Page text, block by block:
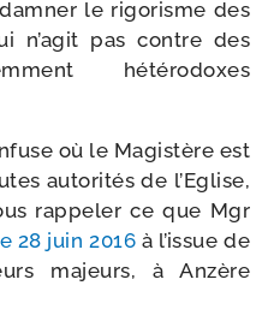
le rigo­risme des
n’a­git pas contre des
hété­ro­doxes
où le Magistère est
auto­ri­tés de l’Eglise,
rap­pe­ler ce que Mgr
28 juin 2016 à l’is­sue de
majeurs, à Anzère